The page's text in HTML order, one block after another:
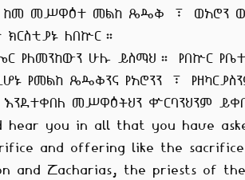
ከመ መሥዋዕተ መልከ ጼዴቅ ፣ ወአሮን
ክርስቲያኑ ለበኵር።
የለመንከውን ሁሉ ይስማህ። የበኵር የቤተ
የመልከ ጼዴቅንና የአሮንን ፣
መሥዋዕትህን ቍርባንህንም
hear you in all that you have
and offering like the
and Zacharias, the priests of